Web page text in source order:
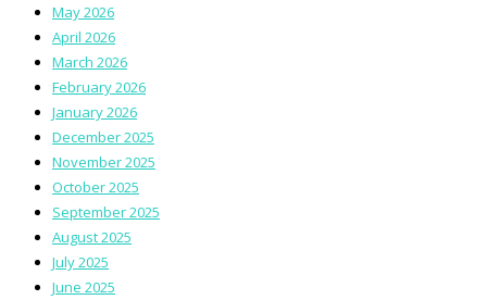
May 2026
April 2026
March 2026
February 2026
January 2026
December 2025
November 2025
October 2025
September 2025
August 2025
July 2025
June 2025